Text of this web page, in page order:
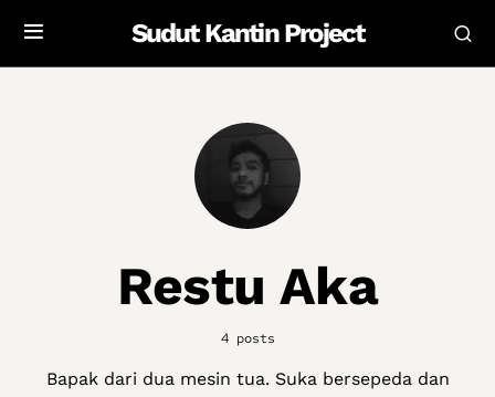
Sudut Kantin Project
Restu Aka
4 posts
Bapak dari dua mesin tua. Suka bersepeda dan